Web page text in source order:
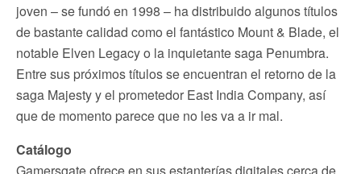
joven – se fundó en 1998 – ha distribuido algunos títulos
de bastante calidad como el fantástico Mount & Blade, el
notable Elven Legacy o la inquietante saga Penumbra.
Entre sus próximos títulos se encuentran el retorno de la
saga Majesty y el prometedor East India Company, así
que de momento parece que no les va a ir mal.
Catálogo
Gamersgate ofrece en sus estanterías digitales cerca de